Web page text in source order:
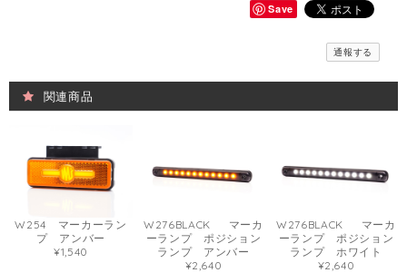
Save
通報する
関連商品
W254 マーカーラン
プ アンバー
¥1,540
W276BLACK マーカ
ーランプ ポジション
ランプ アンバー
¥2,640
W276BLACK マーカ
ーランプ ポジション
ランプ ホワイト
¥2,640